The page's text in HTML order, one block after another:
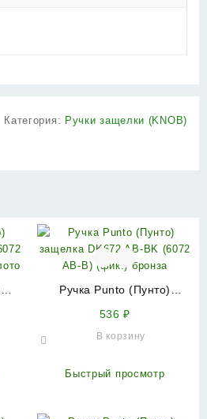
Категория: Ручки защелки (KNOB)
Ручка Punto (Пунто)
536₽
В корзину
Быстрый просмотр